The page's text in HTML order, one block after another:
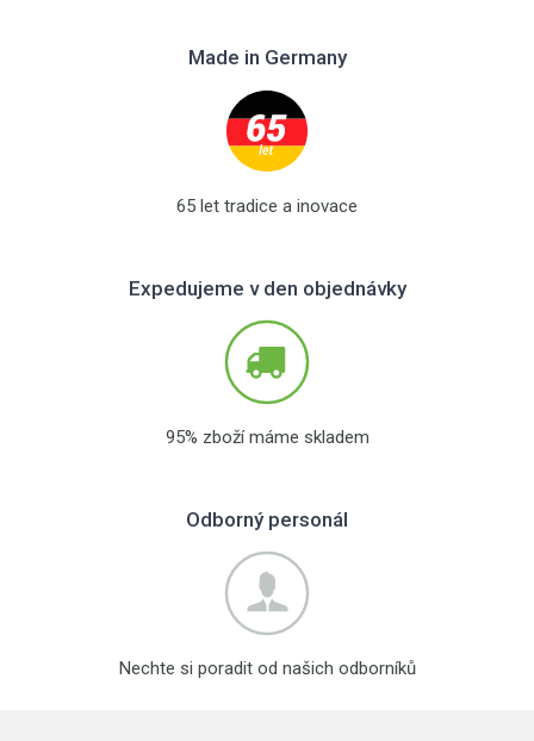
Made in Germany
65 let tradice a inovace
Expedujeme v den objednávky
95% zboží máme skladem
Odborný personál
Nechte si poradit od našich odborníků